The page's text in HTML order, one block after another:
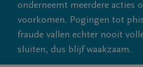
onderneemt meerdere acties
voorkomen. Pogingen tot
fraude vallen echter nooit
sluiten, dus blijf waakzaam.